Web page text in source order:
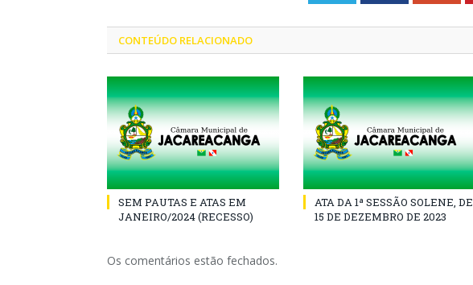
CONTEÚDO RELACIONADO
SEM PAUTAS E ATAS EM
JANEIRO/2024 (RECESSO)
ATA DA 1ª SESSÃO SOLENE, DE
15 DE DEZEMBRO DE 2023
Os comentários estão fechados.